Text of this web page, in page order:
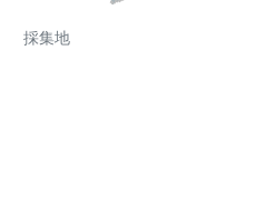
採集地